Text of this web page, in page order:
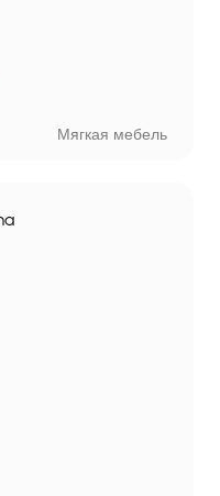
Мягкая мебель